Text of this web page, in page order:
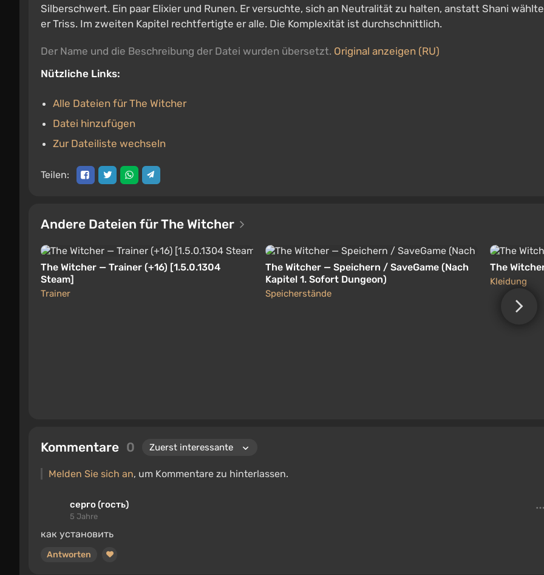
Silberschwert. Ein paar Elixier und Runen. Er versuchte, sich an Neutralität zu halten, anstatt Shani wählte
er Triss. Im zweiten Kapitel rechtfertigte er alle. Die Komplexität ist durchschnittlich.
Der Name und die Beschreibung der Datei wurden übersetzt. Original anzeigen (RU)
Nützliche Links:
Alle Dateien für The Witcher
Datei hinzufügen
Zur Dateiliste wechseln
Teilen:
Andere Dateien für The Witcher
The Witcher — Trainer (+16) [1.5.0.1304
Steam]
Trainer
The Witcher — Speichern / SaveGame (Nach
Kapitel 1. Sofort Dungeon)
Speicherstände
The
Kleidung
Kommentare 0
Melden Sie sich an, um Kommentare zu hinterlassen.
серго (гость)
5 Jahre
как установить
Antworten